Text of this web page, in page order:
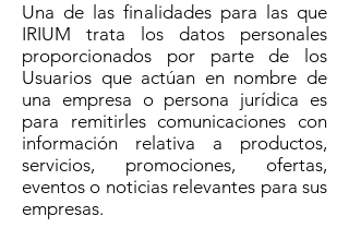
Una de las finalidades para las que
IRIUM trata los datos personales
proporcionados por parte de los
Usuarios que actúan en nombre de
una empresa o persona jurídica es
para remitirles comunicaciones con
información relativa a productos,
servicios, promociones, ofertas,
eventos o noticias relevantes para sus
empresas.